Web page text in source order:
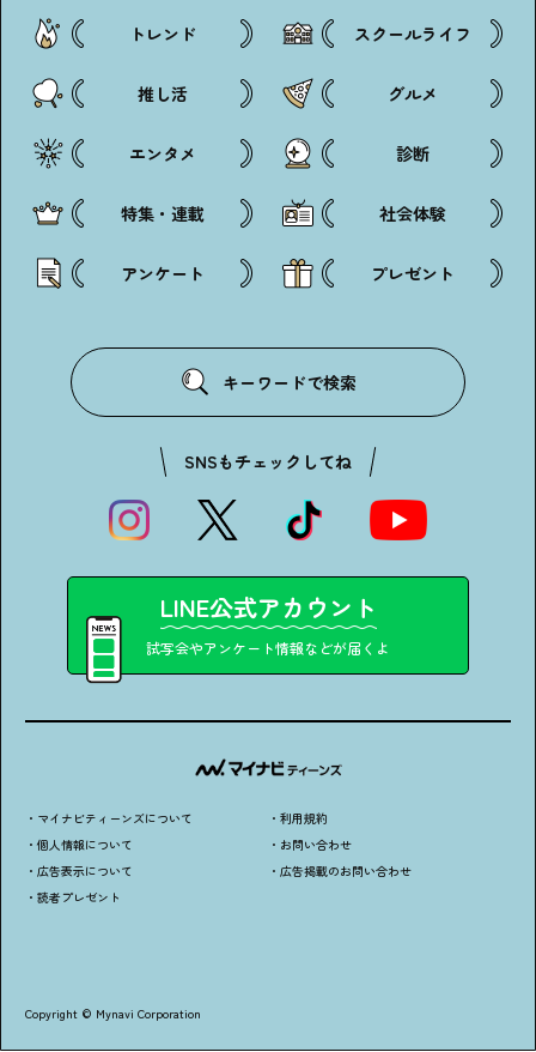
トレンド スクールライフ
推し活 グルメ
エンタメ 診断
特集・連載 社会体験
アンケート プレゼント
キーワードで検索
SNSもチェックしてね
LINE公式アカウント
試写会やアンケート情報などが届くよ
・マイナビティーンズについて
・個人情報について
・広告表示について
・読者プレゼント
・利用規約
・お問い合わせ
・広告掲載のお問い合わせ
Copyright © Mynavi Corporation